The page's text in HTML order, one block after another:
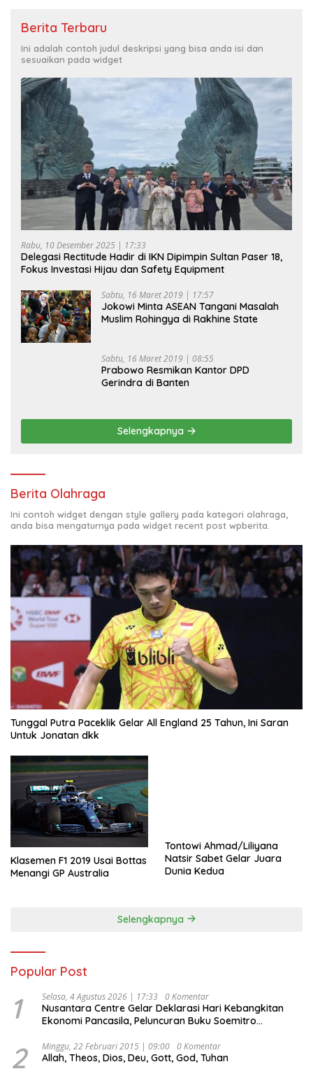
Berita Terbaru
Ini adalah contoh judul deskripsi yang bisa anda isi dan
sesuaikan pada widget
Rabu, 10 Desember 2025 | 17:33
Delegasi Rectitude Hadir di IKN Dipimpin Sultan Paser 18,
Fokus Investasi Hijau dan Safety Equipment
Sabtu, 16 Maret 2019 | 17:57
Jokowi Minta ASEAN Tangani Masalah
Muslim Rohingya di Rakhine State
Sabtu, 16 Maret 2019 | 08:55
Prabowo Resmikan Kantor DPD
Gerindra di Banten
Selengkapnya
Berita Olahraga
Ini contoh widget dengan style gallery pada kategori olahraga,
anda bisa mengaturnya pada widget recent post wpberita.
Tunggal Putra Paceklik Gelar All England 25 Tahun, Ini Saran
Untuk Jonatan dkk
Klasemen F1 2019 Usai Bottas
Menangi GP Australia
Tontowi Ahmad/Liliyana
Natsir Sabet Gelar Juara
Dunia Kedua
Selengkapnya
Popular Post
1 Selasa, 4 Agustus 2026 | 17:33 0 Komentar
Nusantara Centre Gelar Deklarasi Hari Kebangkitan
Ekonomi Pancasila, Peluncuran Buku Soemitro
Ekonomi Politik Indonesia) & Simposium Nasional
“Urgensi Undang-Undang Perekonomian Nasional dan
2 Minggu, 22 Februari 2015 | 09:00 0 Komentar
Allah, Theos, Dios, Deu, Gott, God, Tuhan